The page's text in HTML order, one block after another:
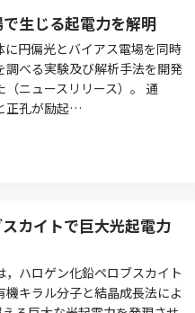
生じる起電力を解明
円偏光とバイアス電場を同時
調べる実験及び解析手法を開発
ニュースリリース）。 通
正孔が励起…
カイトで巨大光起電力
ハロゲン化鉛ペロブスカイト
キラル分子と結晶成長法によ